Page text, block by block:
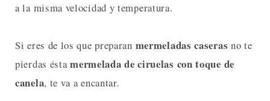
a la misma velocidad y temperatura.
Si eres de los que preparan mermeladas caseras no te
pierdas éstamermelada de ciruelas con toque de
canela, te va a encantar.